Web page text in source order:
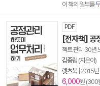
이 책의 일부를
PDF
[전자책] 공
젝트 관리 30년
김종립 (지은이)
렛츠북| 2015년
6,000원 (300